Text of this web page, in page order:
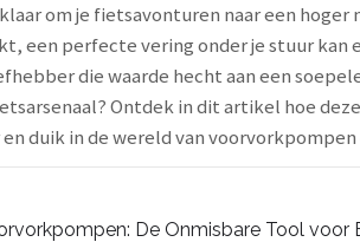
om je fietsavonturen naar een
een perfecte vering onder je stuur kan
die waarde hecht aan een
Ontdek in dit artikel hoe
duik in de wereld van
De Onmisbare Tool voor